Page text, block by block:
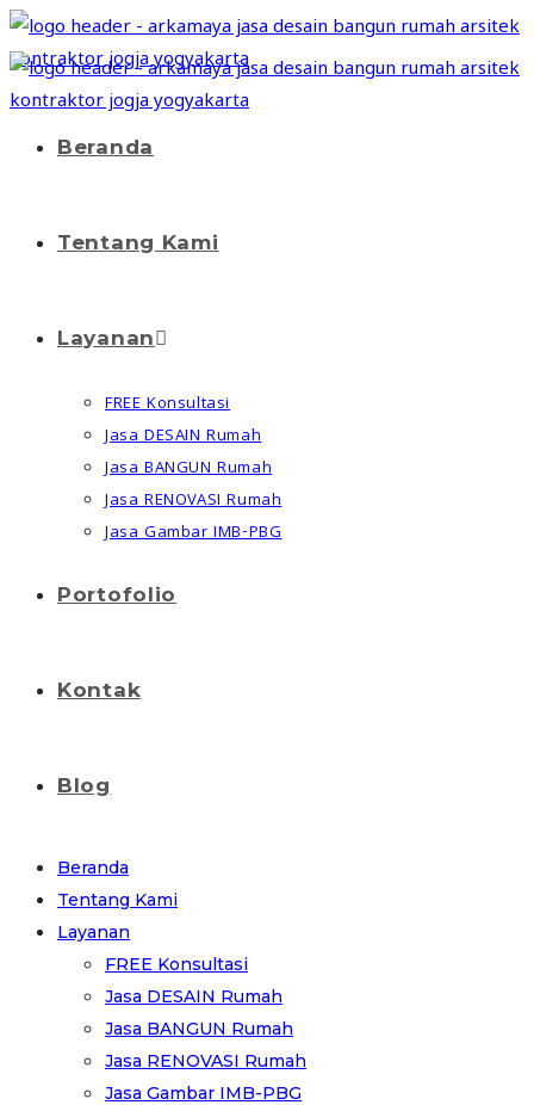
Beranda
Tentang Kami
Layanan
FREE Konsultasi
Jasa DESAIN Rumah
Jasa BANGUN Rumah
Jasa RENOVASI Rumah
Jasa Gambar IMB-PBG
Portofolio
Kontak
Blog
Beranda
Tentang Kami
Layanan
FREE Konsultasi
Jasa DESAIN Rumah
Jasa BANGUN Rumah
Jasa RENOVASI Rumah
Jasa Gambar IMB-PBG